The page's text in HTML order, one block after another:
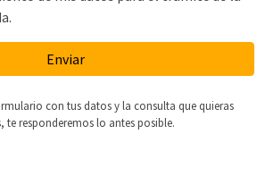
Enviar
con tus datos y la consulta que quieras
te responderemos lo antes posible.